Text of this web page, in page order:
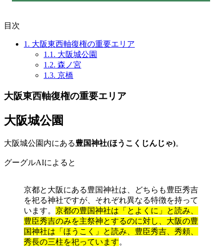
目次
1. 大阪東西軸復権の重要エリア
1.1. 大阪城公園
1.2. 森ノ宮
1.3. 京橋
大阪東西軸復権の重要エリア
大阪城公園
大阪城公園内にある豊国神社(ほうこくじんじゃ)。
グーグルAIによると
京都と大阪にある豊国神社は、どちらも豊臣秀吉
を祀る神社ですが、それぞれ異なる特徴を持って
います。 京都の豊国神社は「とよくに」と読み、
豊臣秀吉のみを主祭神とするのに対し、大阪の豊
国神社は「ほうこく」と読み、豊臣秀吉、秀頼、
秀長の三柱を祀っています。